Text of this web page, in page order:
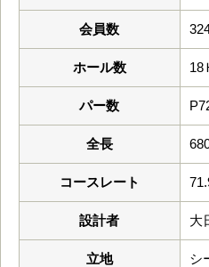
会員数
ホール数 18
パー数
全長
コースレート
設計者 大
立地 シ